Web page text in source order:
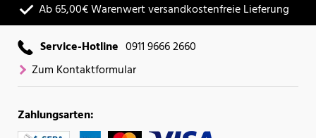
Ab 65,00€ Warenwert versandkostenfreie Lieferung
Service-Hotline 0911 9666 2660
Zum Kontaktformular
Zahlungsarten: